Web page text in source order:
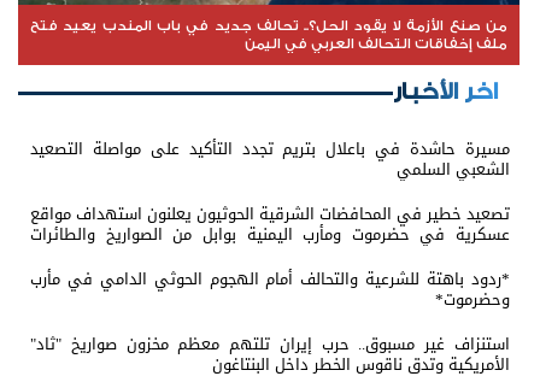
من صنع الأزمة لا يقود الحل؟.. تحالف جديد في باب المندب يعيد فتح
ملف إخفاقات التحالف العربي في اليمن
اخر الأخبار
مسيرة حاشدة في باعلال بتريم تجدد التأكيد على مواصلة التصعيد
الشعبي السلمي
تصعيد خطير في المحافضات الشرقية الحوثيون يعلنون استهداف مواقع
عسكرية في حضرموت ومأرب اليمنية بوابل من الصواريخ والطائرات
*ردود باهتة للشرعية والتحالف أمام الهجوم الحوثي الدامي في مأرب
وحضرموت*
استنزاف غير مسبوق.. حرب إيران تلتهم معظم مخزون صواريخ "ثاد"
الأمريكية وتدق ناقوس الخطر داخل البنتاغون